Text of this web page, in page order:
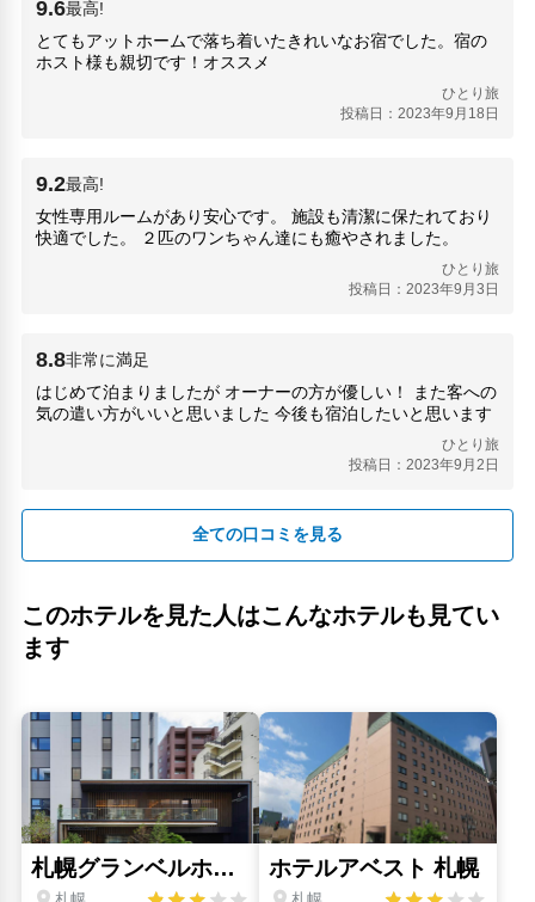
北海道庁(2.66km)
さっぽろテレビ塔(2.33km)
大通公園(2.24km)
狸小路商店街(1.86km)
白い恋人公園(8.58km)
藻岩山(3.2km)
9.6最高!
とてもアットホームで落ち着いたきれいなお宿でした。宿の
ホスト様も親切です！オススメ
ひとり旅
投稿日：2023年9月18日
9.2最高!
女性専用ルームがあり安心です。 施設も清潔に保たれており
快適でした。 ２匹のワンちゃん達にも癒やされました。
ひとり旅
投稿日：2023年9月3日
8.8非常に満足
はじめて泊まりましたが オーナーの方が優しい！ また客への
気の遣い方がいいと思いました 今後も宿泊したいと思います
ひとり旅
投稿日：2023年9月2日
全ての口コミを見る
このホテルを見た人はこんなホテルも見てい
ます